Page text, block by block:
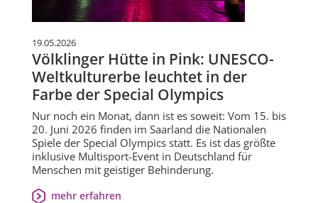
19.05.2026
Völklinger Hütte in Pink: UNESCO-
Weltkulturerbe leuchtet in der
Farbe der Special Olympics
Nur noch ein Monat, dann ist es soweit: Vom 15. bis
20. Juni 2026 finden im Saarland die Nationalen
Spiele der Special Olympics statt. Es ist das größte
inklusive Multisport-Event in Deutschland für
Menschen mit geistiger Behinderung.
mehr erfahren